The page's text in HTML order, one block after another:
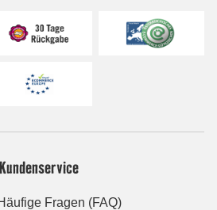
Kundenservice
Fragen (FAQ)